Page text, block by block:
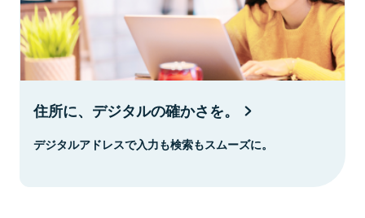
住所に、デジタルの確かさを。
デジタルアドレスで入力も検索もスムーズに。